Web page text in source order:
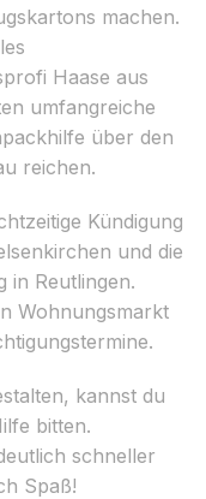
machen.
Haase aus
umfangreiche
über den
reichen.
Kündigung
und die
in Reutlingen.
Wohnungsmarkt
kannst du
bitten.
schneller
Spaß!